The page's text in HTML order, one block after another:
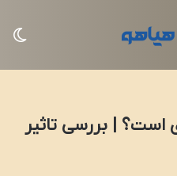
| بررسی تاثیر